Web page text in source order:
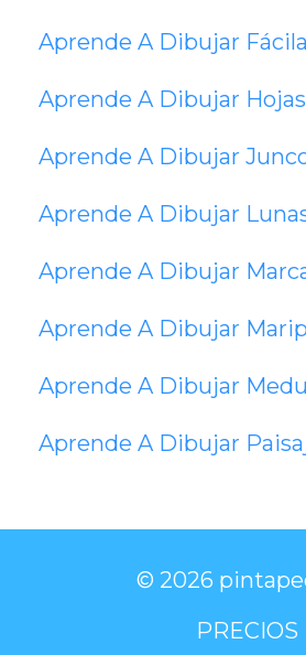
Aprende A Dibujar Fácila
Aprende A Dibujar Hojas
Aprende A Dibujar
Aprende A Dibujar
Aprende A Dibujar
Aprende A Dibujar
Aprende A Dibujar
Aprende A Dibujar
© 2026
PRECIOS